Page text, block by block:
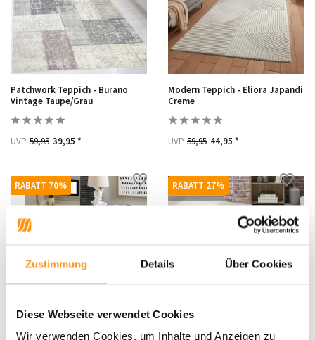
Zustimmung Details Über Cookies
Diese Webseite verwendet Cookies
Wir verwenden Cookies, um Inhalte und Anzeigen zu
Patchwork Teppich - Burano
Vintage Taupe/Grau
UVP 59,95 39,95 *
Modern Teppich - Eliora Japandi
Creme
UVP 59,95 44,95 *
RABATT 70% RABATT 27%